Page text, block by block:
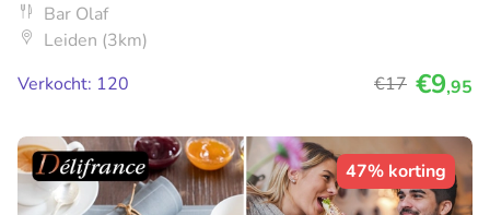
Bar Olaf
Leiden (3km)
Verkocht: 120
€17 €9,95
47% korting